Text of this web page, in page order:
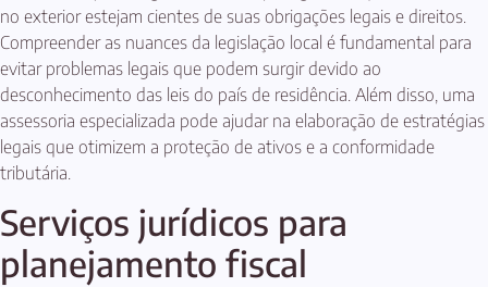
no exterior estejam cientes de suas obrigações legais e direitos.
Compreender as nuances da legislação local é fundamental para
evitar problemas legais que podem surgir devido ao
desconhecimento das leis do país de residência. Além disso, uma
assessoria especializada pode ajudar na elaboração de estratégias
legais que otimizem a proteção de ativos e a conformidade
tributária.
Serviços jurídicos para
planejamento fiscal